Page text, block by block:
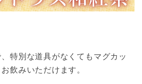
特別な道具がなくてもマグカッ
飲みいただけます。